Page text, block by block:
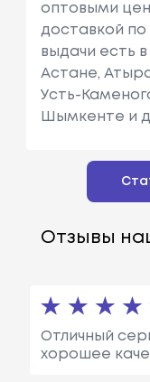
оптовыми
доставкой
выдачи есть
Астане,
Усть-
Шымкенте и
Отзывы
Отличный
хорошее